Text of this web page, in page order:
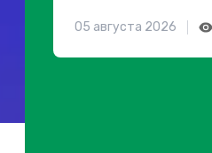
05 августа 2026